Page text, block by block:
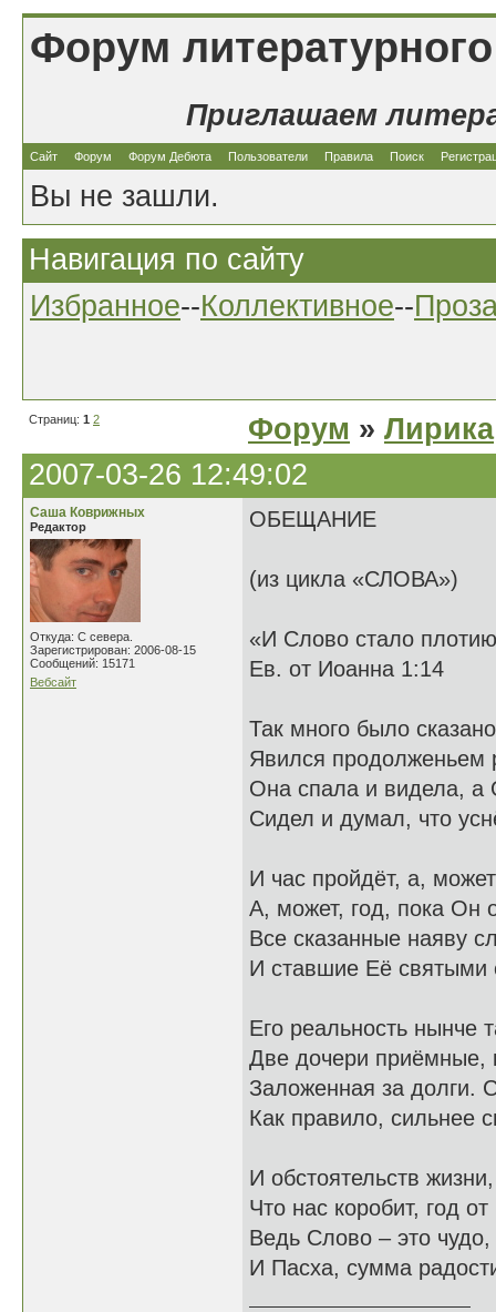
Форум
Приглашаем
Сайт Форум Форум Дебюта Пользователи Правила Поиск
Вы не зашли.
Навигация по сайту
Избранное--Коллективное--
Страниц: 1 2 Форум » Лирика
2007-03-26 12:49:02
Саша Коврижных
Редактор
Откуда: С севера.
Зарегистрирован: 2006-08-15
Сообщений: 15171
Вебсайт
ОБЕЩАНИЕ
(из цикла «СЛОВА»)
«И Слово стало
Ев. от Иоанна 1:14
Так много было
Явился продолженьем
Она спала и видела, а
Сидел и думал, что
И час пройдёт, а,
А, может, год, пока Он
Все сказанные наяву
И ставшие Её святыми
Его реальность нынче
Две дочери приёмные,
Заложенная за долги.
Как правило, сильнее
И обстоятельств
Что нас коробит, год от
Ведь Слово – это
И Пасха, сумма